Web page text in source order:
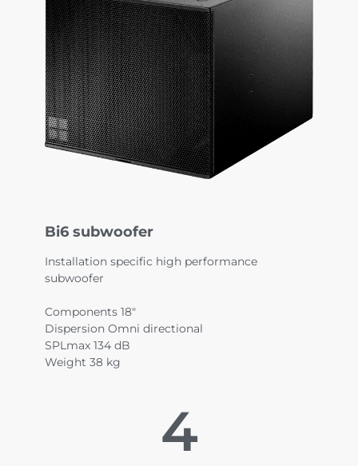
Bi6 subwoofer
Installation specific high performance
subwoofer
Components 18"
Dispersion Omni directional
SPLmax 134 dB
Weight 38 kg
4